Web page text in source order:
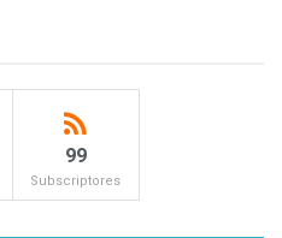
99
Subscriptores